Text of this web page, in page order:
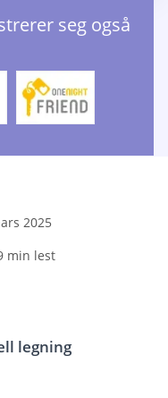
seg også
2025
min lest
legning